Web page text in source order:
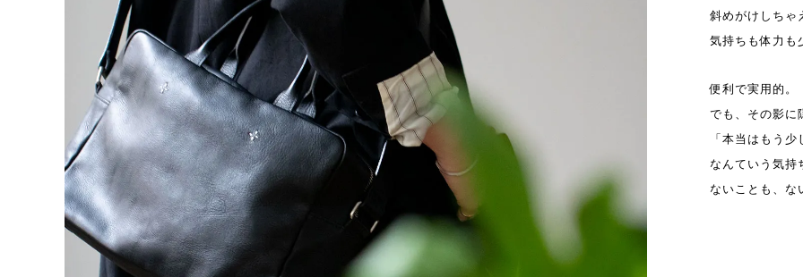
斜めがけしちゃ
気持ちも体力も
便利で実用的。
でも、その影に
「本当はもう少
なんていう気持
ないことも、な